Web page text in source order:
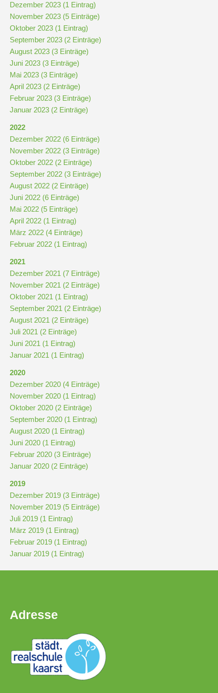
Vertretungsplan
Stundenraster
Realschulbildungsgang
Stufe
5
6
Stufe
7
und
8
Stufe
9
10
Hauptschulbildungsgang
Wahlpflichtunterricht
ab
Kl.
7
Was
war?
Organisatorisches
Terminplan
Downloads
und
Formulare
Infos
für
Viertklässler
Schülerbücherei
Hausordnung
Dezember 2023 (1 Eintrag)
November 2023 (5 Einträge)
Oktober 2023 (1 Eintrag)
September 2023 (2 Einträge)
August 2023 (3 Einträge)
Juni 2023 (3 Einträge)
Mai 2023 (3 Einträge)
April 2023 (2 Einträge)
Februar 2023 (3 Einträge)
Januar 2023 (2 Einträge)
2022
Dezember 2022 (6 Einträge)
November 2022 (3 Einträge)
Oktober 2022 (2 Einträge)
September 2022 (3 Einträge)
August 2022 (2 Einträge)
Juni 2022 (6 Einträge)
Mai 2022 (5 Einträge)
April 2022 (1 Eintrag)
März 2022 (4 Einträge)
Februar 2022 (1 Eintrag)
2021
Dezember 2021 (7 Einträge)
November 2021 (2 Einträge)
Oktober 2021 (1 Eintrag)
September 2021 (2 Einträge)
August 2021 (2 Einträge)
Juli 2021 (2 Einträge)
Juni 2021 (1 Eintrag)
Januar 2021 (1 Eintrag)
2020
Dezember 2020 (4 Einträge)
November 2020 (1 Eintrag)
Oktober 2020 (2 Einträge)
September 2020 (1 Eintrag)
August 2020 (1 Eintrag)
Juni 2020 (1 Eintrag)
Februar 2020 (3 Einträge)
Januar 2020 (2 Einträge)
2019
Dezember 2019 (3 Einträge)
November 2019 (5 Einträge)
Juli 2019 (1 Eintrag)
März 2019 (1 Eintrag)
Februar 2019 (1 Eintrag)
Januar 2019 (1 Eintrag)
Adresse